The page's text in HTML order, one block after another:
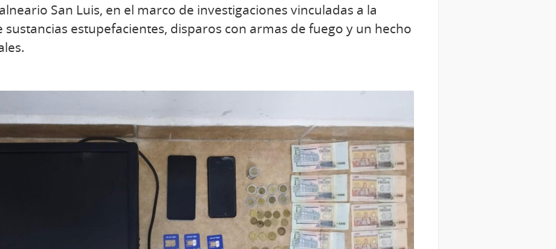
San Luis, en el marco de investigaciones vinculadas a la
sustancias estupefacientes, disparos con armas de fuego y un hecho